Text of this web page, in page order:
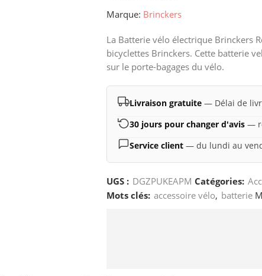
Marque: Brinckers
La Batterie vélo électrique Brinckers
bicyclettes Brinckers. Cette batterie
sur le porte-bagages du vélo.
Livraison gratuite — Délai de
30 jours pour changer d'avis —
Service client — du lundi au
UGS : DGZPUKEAPM Catégories:
Mots clés: accessoire vélo, batterie